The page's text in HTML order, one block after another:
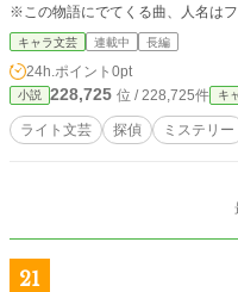
※この物語にでてくる曲、人名はフ
キャラ文芸 連載中 長編
24h.ポイント 0pt
小説 228,725 位 / 228,725件 キ
ライト文芸 探偵 ミステリー
21